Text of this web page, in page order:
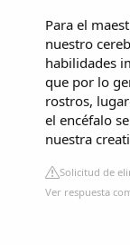
Para el
nuestro
habilidades
que por lo
rostros,
el encéfalo
nuestra
Solicitud de
Ver respuesta